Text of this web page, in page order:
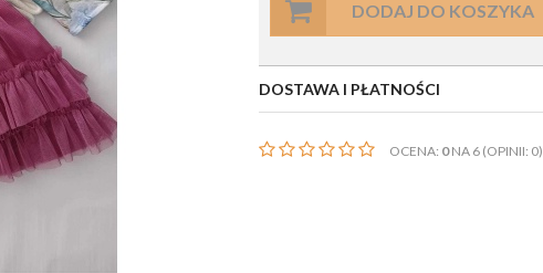
DODAJ DO KOSZYKA
DOSTAWA I PŁATNOŚCI
OCENA: 0NA 6 (OPINII: 0)